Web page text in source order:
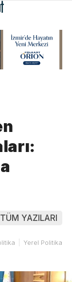
TÜM YAZILARI
Yerel Politika